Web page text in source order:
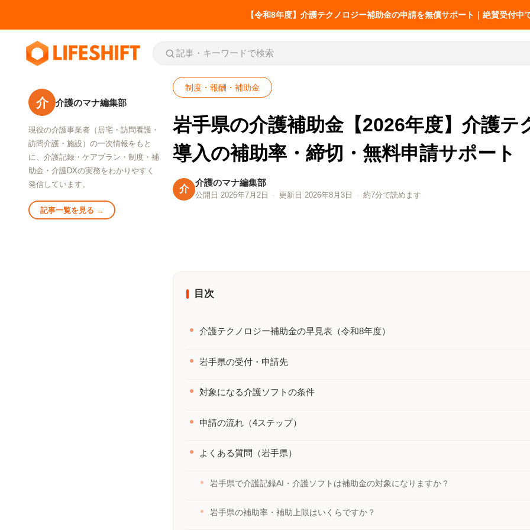
【令和8年度】介護テクノロジー補助金の申請を無償サポート｜絶賛受付中
SERVICE
私たちの事業について
介護AXの窓口
お役立ち
介護事業所の労務・税
務の届出一覧
いつ・誰が・どこへ
お役立ち
介護の業務改善事例
68件
シフト・移乗・見守り・教育
LIFESHIFT 介護記録AI「神マナ」
介護記録
介護の情報
送りの改善
制度・報酬・補助金
岩手県の介護補助金【2026年度】介護テ
導入の補助率・締切・無料申請サポート
介
介護のマナ編集部
公開日 2026年7月2日 · 更新日 2026年8月3日 · 約7分で読めます
目次
介護テクノロジー補助金の早見表（令和8年度）
岩手県の受付・申請先
対象になる介護ソフトの条件
申請の流れ（4ステップ）
よくある質問（岩手県）
岩手県で介護記録AI・介護ソフトは補助金の対象になりますか？
岩手県の補助率・補助上限はいくらですか？
介 介護のマナ編集部
現役の介護事業者（居宅・訪問看護・
訪問介護・施設）の一次情報をもと
に、介護記録・ケアプラン・制度・補
助金・介護DXの実務をわかりやすく
発信しています。
記事一覧を見る →